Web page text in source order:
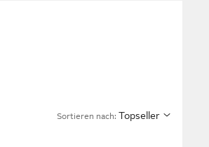
Sortieren nach: Topseller